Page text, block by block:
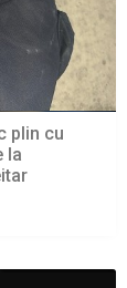
plin cu
la